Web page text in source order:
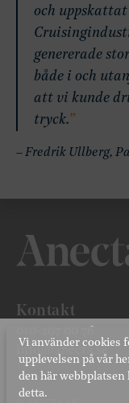
Vi använder cookies
upplevelsen på vår
den här
detta.
och
genererade
både i och
att vi kunde
tryck.
– Fredrik Ullberg,
Kontakt